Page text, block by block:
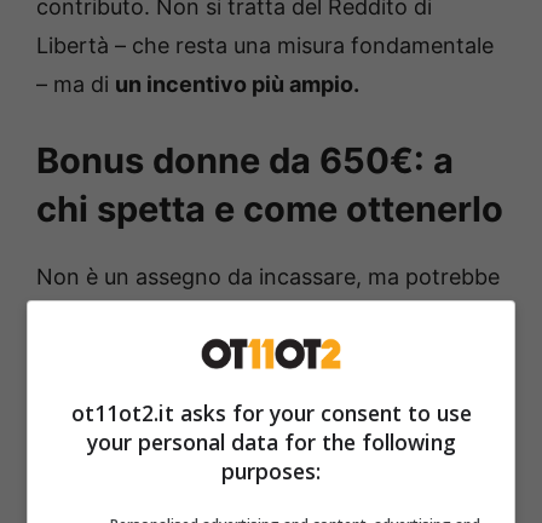
contributo. Non si tratta del Reddito di
Libertà – che resta una misura fondamentale
– ma di un incentivo più ampio.
Bonus donne da 650€: a
chi spetta e come ottenerlo
Non è un assegno da incassare, ma potrebbe
nuovo incentivo da 650€ al mese, infatti, non
lavoratrici, ma è comunque
un’opportunità
per chi cerca un contratto stabile. E
ot11ot2.it asks for your consent to use
your personal data for the following
purposes: